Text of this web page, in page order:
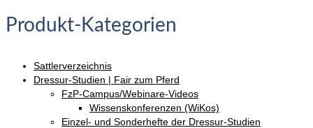
Produkt-Kategorien
Sattlerverzeichnis
Dressur-Studien | Fair zum Pferd
FzP-Campus/Webinare-Videos
Wissenskonferenzen (WiKos)
Einzel- und Sonderhefte der Dressur-Studien